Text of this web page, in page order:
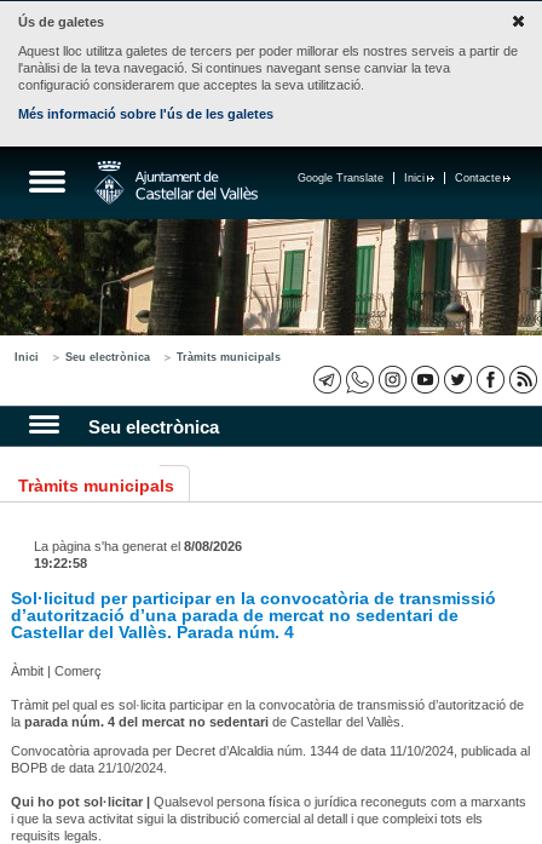
Ús de galetes
Aquest lloc utilitza galetes de tercers per poder millorar els nostres serveis a partir de
l'anàlisi de la teva navegació. Si continues navegant sense canviar la teva
configuració considerarem que acceptes la seva utilització.
Més informació sobre l'ús de les galetes
Contacte
Inici
Google Translate
Inici Seu electrònica Tràmits municipals
Seu electrònica
Tràmits municipals
La pàgina s'ha generat el 8/08/2026
19:22:58
Sol·licitud per participar en la convocatòria de transmissió
d’autorització d’una parada de mercat no sedentari de
Castellar del Vallès. Parada núm. 4
Àmbit | Comerç
Tràmit pel qual es sol·licita participar en la convocatòria de transmissió d’autorització de
la parada núm. 4 del mercat no sedentaride Castellar del Vallès.
Convocatòria aprovada per Decret d’Alcaldia núm. 1344 de data 11/10/2024, publicada al
BOPB de data 21/10/2024.
Qui ho pot sol·licitar | Qualsevol persona física o jurídica reconeguts com a marxants
i que la seva activitat sigui la distribució comercial al detall i que compleixi tots els
requisits legals.